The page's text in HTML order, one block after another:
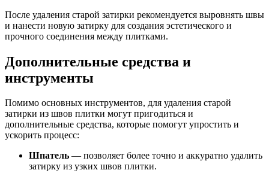
После удаления старой затирки рекомендуется выровнять швы
и нанести новую затирку для создания эстетического и
прочного соединения между плитками.
Дополнительные средства и
инструменты
Помимо основных инструментов, для удаления старой
затирки из швов плитки могут пригодиться и
дополнительные средства, которые помогут упростить и
ускорить процесс:
Шпатель — позволяет более точно и аккуратно удалить
затирку из узких швов плитки.